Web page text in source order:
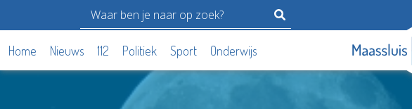
Home Nieuws 112 Politiek Sport Onderwijs